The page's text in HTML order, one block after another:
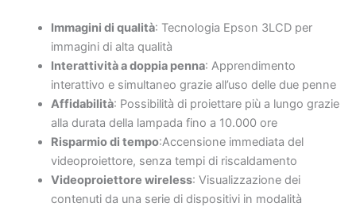
Immagini di qualità: Tecnologia Epson 3LCD per
immagini di alta qualità
Interattività a doppia penna: Apprendimento
interattivo e simultaneo grazie all’uso delle due penne
Affidabilità: Possibilità di proiettare più a lungo grazie
alla durata della lampada fino a 10.000 ore
Risparmio di tempo:Accensione immediata del
videoproiettore, senza tempi di riscaldamento
Videoproiettore wireless: Visualizzazione dei
contenuti da una serie di dispositivi in modalità